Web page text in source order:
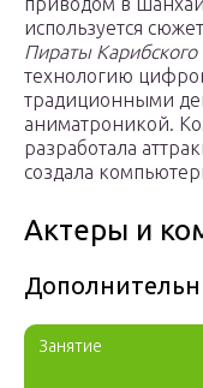
используется
Пираты
технологию
традиционными
аниматроникой.
разработала
создала
Актеры и
Занятие